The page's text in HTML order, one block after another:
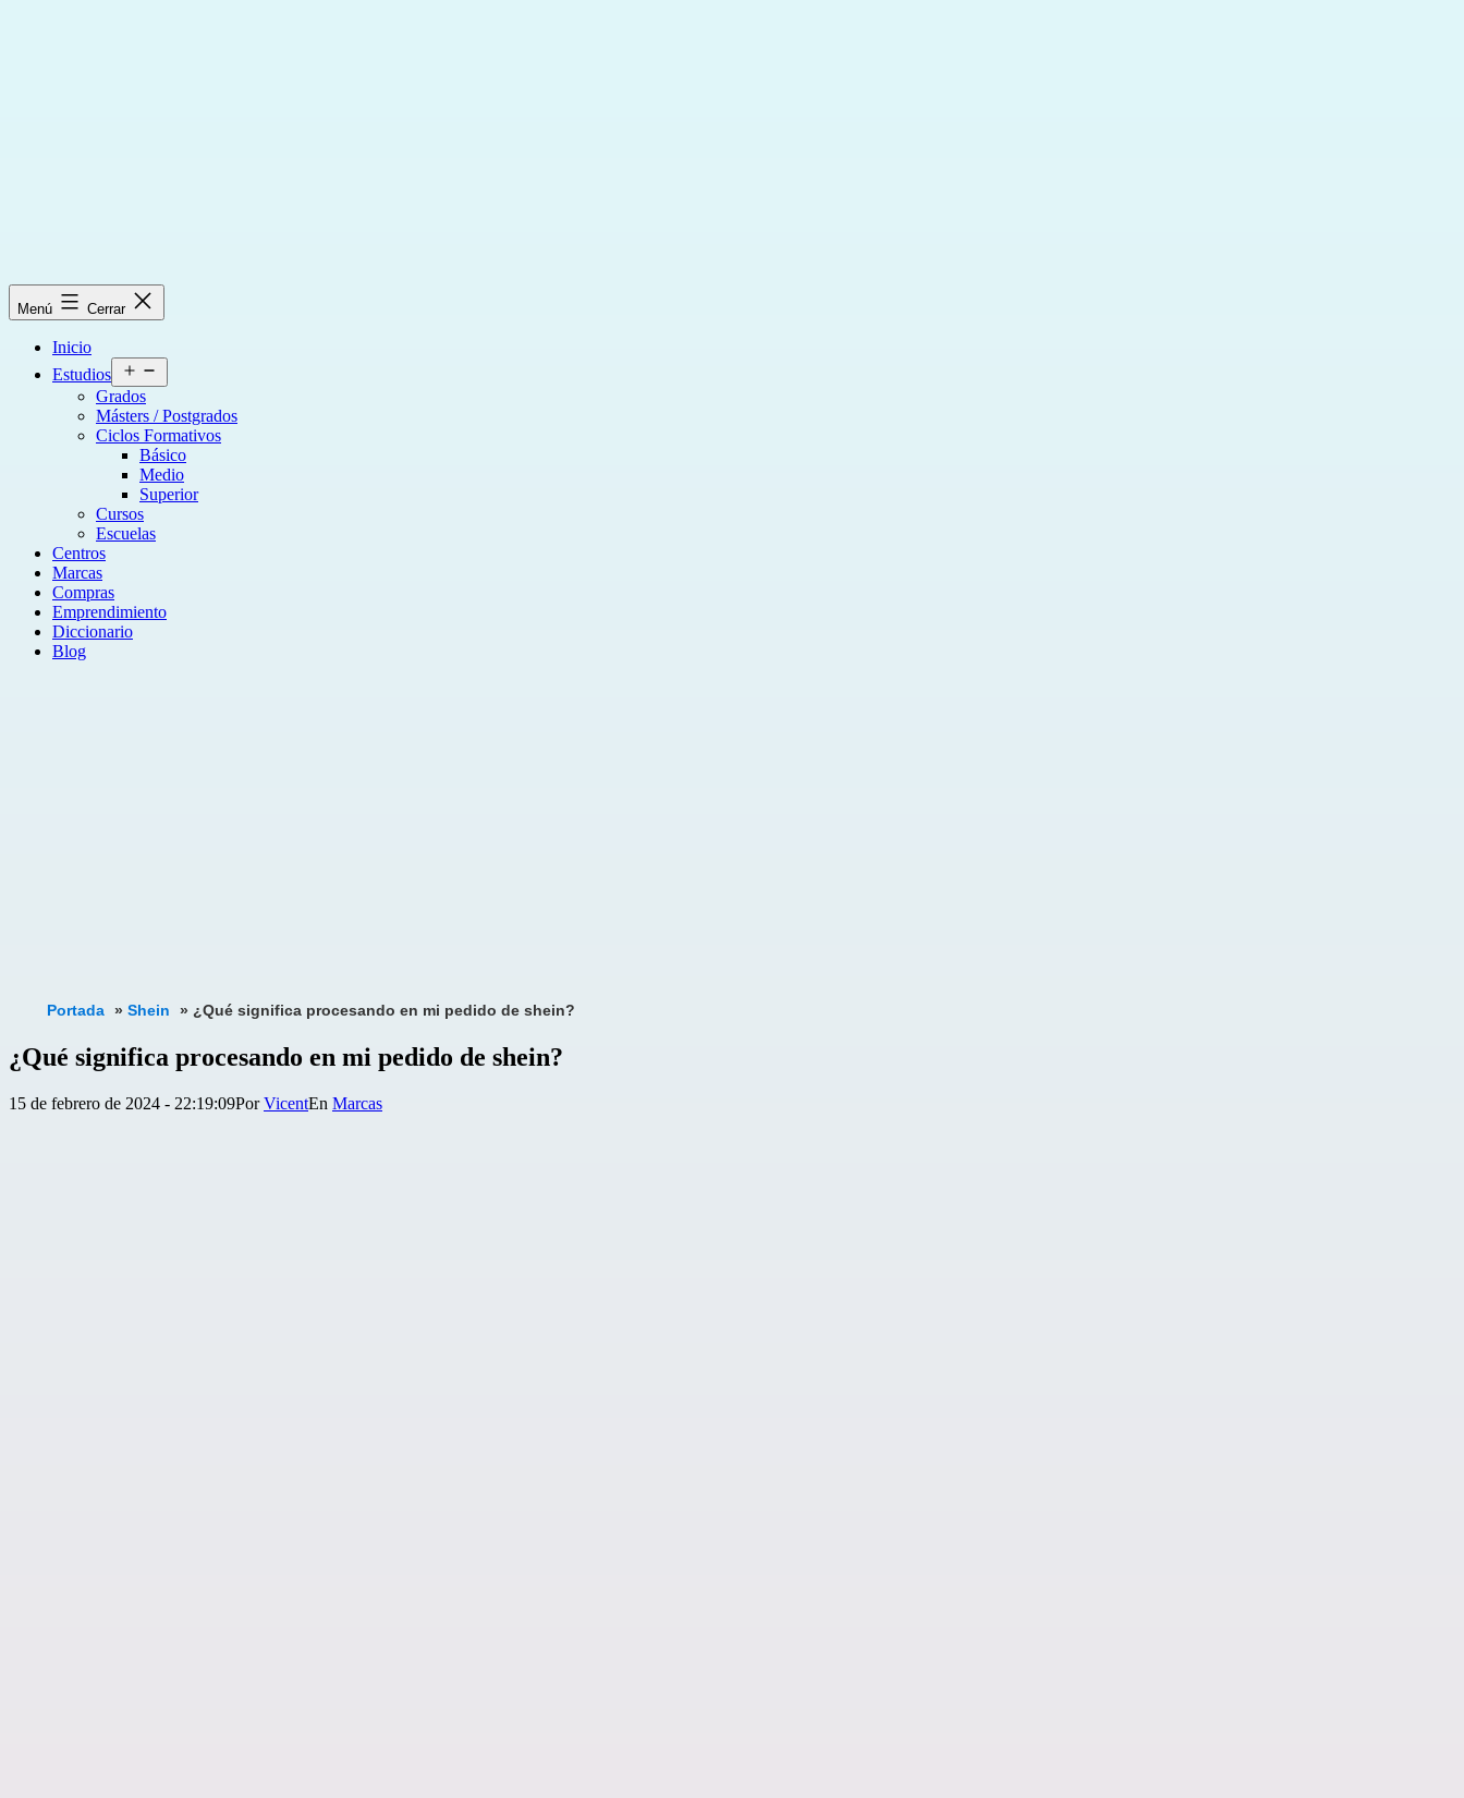
Menú Cerrar
Inicio
Estudios
el
Grados
Másters / Postgrados
Ciclos Formativos
Básico
Medio
Superior
Cursos
Escuelas
Centros
Marcas
Compras
Emprendimiento
Diccionario
Blog
Portada » Shein » ¿Qué significa procesando en mi pedido de shein?
¿Qué significa procesando en mi pedido de shein?
Publicada
15 de febrero de 2024 - 22:19:09PorVicent
Categorizado
Marcas